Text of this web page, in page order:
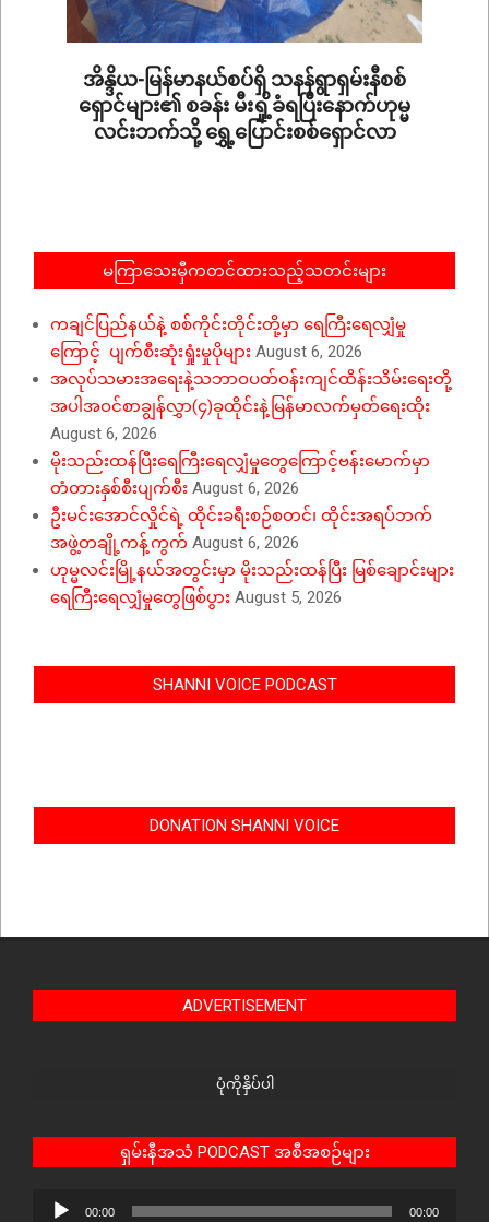
အိန္ဒိယ-မြန်မာနယ်စပ်ရှိ သနန်ရွာရှမ်းနီစစ်
ရှောင်များ၏ စခန်း မီးရှို့ခံရပြီးနောက်ဟုမ္မ
လင်းဘက်သို့ ရွှေ့ပြောင်းစစ်ရှောင်လာ
မကြာသေးမှီကတင်ထားသည့်သတင်းများ
ကချင်ပြည်နယ်နဲ့ စစ်ကိုင်းတိုင်းတို့မှာ ရေကြီးရေလျှံမှု
ကြောင့် ပျက်စီးဆုံးရှုံးမှုပိုများ August 6, 2026
အလုပ်သမားအရေးနဲ့သဘာဝပတ်ဝန်းကျင်ထိန်းသိမ်းရေးတို့
အပါအဝင်စာချွန်လွှာ(၄)ခုထိုင်းနဲ့မြန်မာလက်မှတ်ရေးထိုး
August 6, 2026
မိုးသည်းထန်ပြီးရေကြီးရေလျှံမှုတွေကြောင့်ဗန်းမောက်မှာ
တံတားနှစ်စီးပျက်စီး August 6, 2026
ဦးမင်းအောင်လှိုင်ရဲ့ ထိုင်းခရီးစဉ်စတင်၊ ထိုင်းအရပ်ဘက်
အဖွဲ့တချို့ကန့်ကွက် August 6, 2026
ဟုမ္မလင်းမြို့နယ်အတွင်းမှာ မိုးသည်းထန်ပြီး မြစ်ချောင်းများ
ရေကြီးရေလျှံမှုတွေဖြစ်ပွား August 5, 2026
SHANNI VOICE PODCAST
DONATION SHANNI VOICE
ADVERTISEMENT
ပုံကိုနှိပ်ပါ
ရှမ်းနီအသံ PODCAST အစီအစဉ်များ
Audio
00:00 00:00